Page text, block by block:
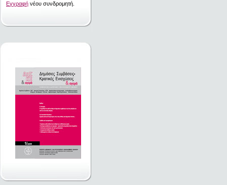
Εγγραφή νέου συνδρομητή.